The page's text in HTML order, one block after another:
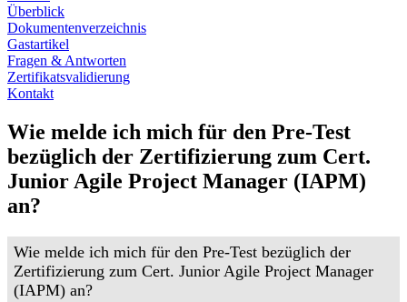
Überblick
Dokumentenverzeichnis
Gastartikel
Fragen & Antworten
Zertifikatsvalidierung
Kontakt
Wie melde ich mich für den Pre-Test
bezüglich der Zertifizierung zum Cert.
Junior Agile Project Manager (IAPM)
an?
Wie melde ich mich für den Pre-Test bezüglich der
Zertifizierung zum Cert. Junior Agile Project Manager
(IAPM) an?